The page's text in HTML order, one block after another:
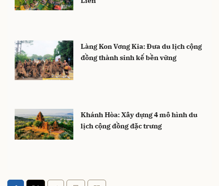
Làng Kon Vơng Kia: Đưa du lịch cộng
đồng thành sinh kế bền vững
Khánh Hòa: Xây dựng 4 mô hình du
lịch cộng đồng đặc trưng